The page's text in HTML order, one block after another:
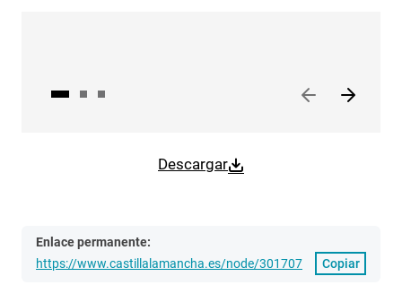
Descargar
Enlace permanente:
https://www.castillalamancha.es/node/301707
Copiar